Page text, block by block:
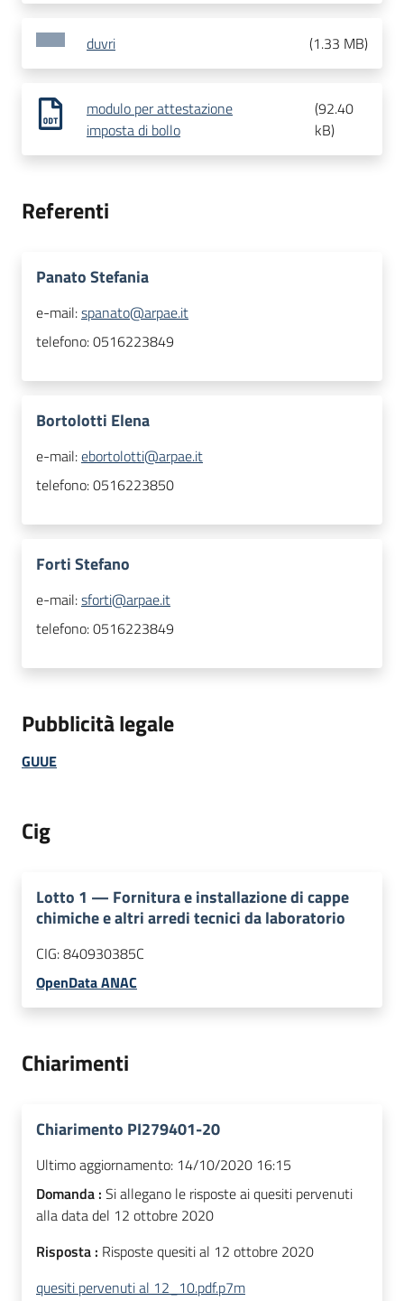
duvri (1.33 MB)
modulo per attestazione
imposta di bollo
(92.40
kB)
Referenti
Panato Stefania
e-mail:spanato@arpae.it
telefono:0516223849
Bortolotti Elena
e-mail:ebortolotti@arpae.it
telefono:0516223850
Forti Stefano
e-mail:sforti@arpae.it
telefono:0516223849
Pubblicità legale
GUUE
Cig
Lotto 1 — Fornitura e installazione di cappe
chimiche e altri arredi tecnici da laboratorio
CIG:840930385C
OpenData ANAC
Chiarimenti
Chiarimento PI279401-20
Ultimo aggiornamento: 14/10/2020 16:15
Domanda : Si allegano le risposte ai quesiti pervenuti
alla data del 12 ottobre 2020
Risposta : Risposte quesiti al 12 ottobre 2020
quesiti pervenuti al 12_10.pdf.p7m